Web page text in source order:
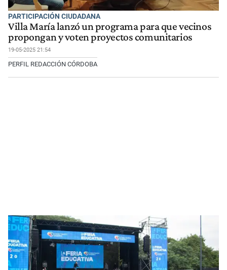
PARTICIPACIÓN CIUDADANA
Villa María lanzó un programa para que vecinos
propongan y voten proyectos comunitarios
19-05-2025 21:54
PERFIL REDACCIÓN CÓRDOBA